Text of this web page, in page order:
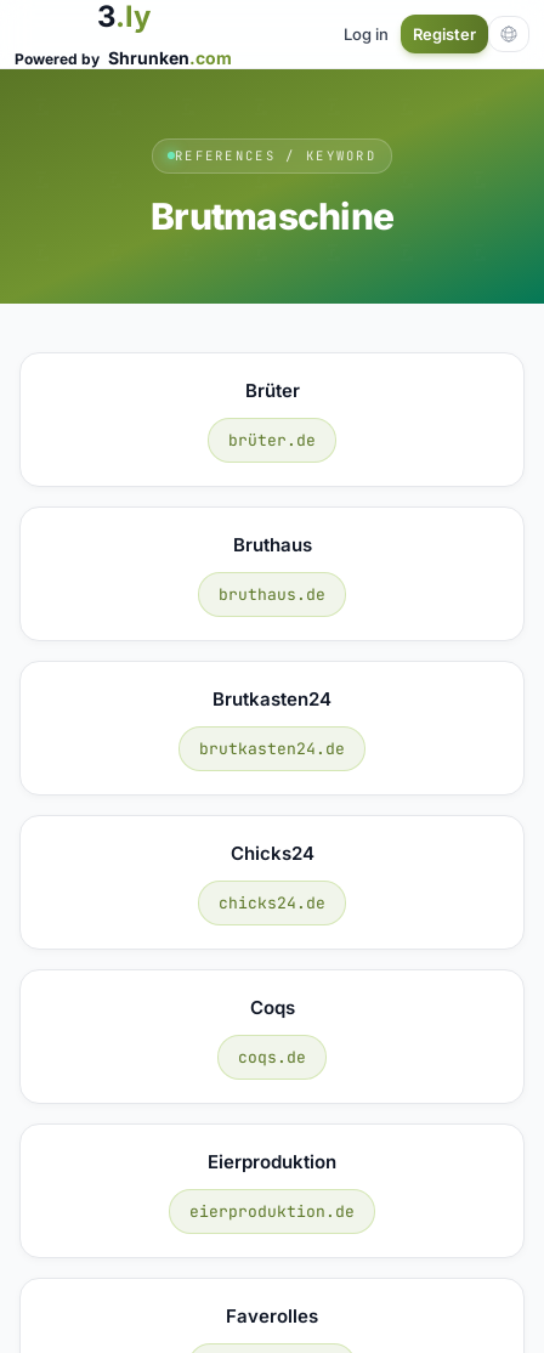
3.ly
Powered by Shrunken.com
Log in Register
REFERENCES / KEYWORD
Brutmaschine
Brüter
brüter.de
Bruthaus
bruthaus.de
Brutkasten24
brutkasten24.de
Chicks24
chicks24.de
Coqs
coqs.de
Eierproduktion
eierproduktion.de
Faverolles